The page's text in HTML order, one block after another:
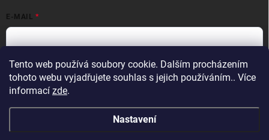
Tento web používá soubory cookie. Dalším procházením
tohoto webu vyjadřujete souhlas s jejich používáním.. Více
informací zde.
Nastavení
E-MAIL
Vložením e-mailu souhlasíte spodmínkami ochrany osobních údajů
Přihlásit se